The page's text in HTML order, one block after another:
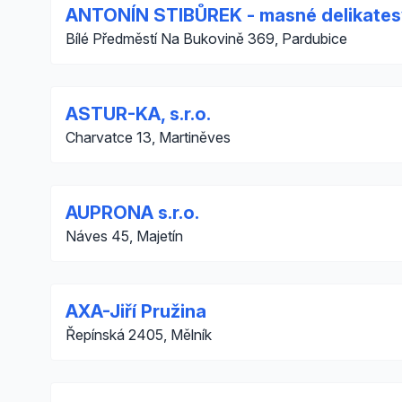
ANTONÍN STIBŮREK - masné
Bílé Předměstí Na Bukovině 369, Pardubice
ASTUR-KA, s.r.o.
Charvatce 13, Martiněves
AUPRONA s.r.o.
Náves 45, Majetín
AXA-Jiří Pružina
Řepínská 2405, Mělník